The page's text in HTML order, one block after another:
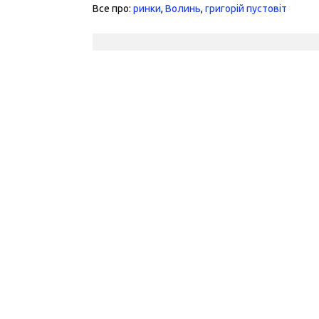
Все про:ринки,Волинь,григорій пустовіт